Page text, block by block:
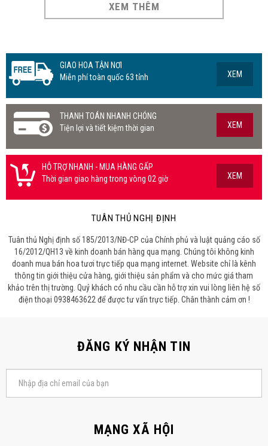
XEM THÊM
GIAO HOA TẬN NƠI
Miễn phí toàn quốc 63 tỉnh
XEM
THANH TOÁN NHANH CHÓNG
Tiện lợi và tiết kiệm thời gian
XEM
HỖ TRỢ NHANH - MUA HÀNG GẤP
Thời gian giao hàng trong vòng 02 giờ
XEM
TUÂN THỦ NGHỊ ĐỊNH
Tuân thủ Nghị định số 185/2013/NĐ-CP của Chính phủ và luật quảng cáo số
16/2012/QH13 về kinh doanh bán hàng qua mạng. Chúng tôi không kinh
doanh mua bán hoa tươi trực tiếp qua mạng internet. Website chỉ là kênh
thông tin giới thiệu cửa hàng, giới thiệu sản phẩm và cho mức giá tham
khảo trên thị trường. Quý khách có nhu cầu cần hỗ trợ xin vui lòng liên hệ số
điện thoại 0938463622 để được tư vấn trực tiếp. Chân thành cảm ơn !
ĐĂNG KÝ NHẬN TIN
MẠNG XÃ HỘI